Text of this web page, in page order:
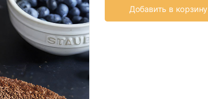
Добавить в корзину